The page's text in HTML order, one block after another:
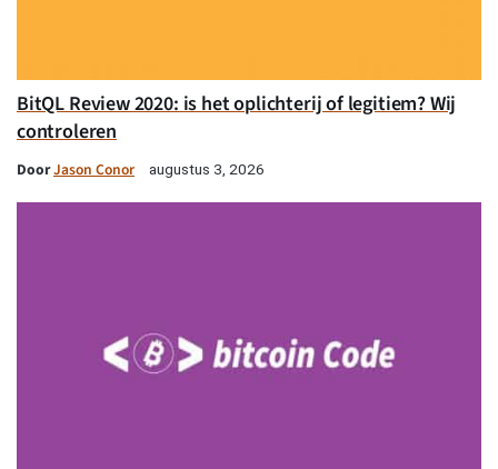
BitQL Review 2020: is het oplichterij of legitiem? Wij
controleren
DoorJason Conor augustus 3, 2026